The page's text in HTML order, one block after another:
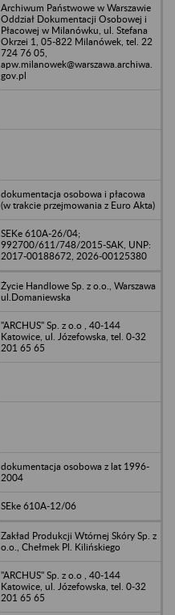
Archiwum Państwowe w Warszawie
Oddział Dokumentacji Osobowej i
Płacowej w Milanówku, ul. Stefana
Okrzei 1, 05-822 Milanówek, tel. 22
724 76 05,
apw.milanowek@warszawa.archiwa.
gov.pl
dokumentacja osobowa i płacowa
(w trakcie przejmowania z Euro Akta)
SEKe 610A-26/04;
992700/611/748/2015-SAK, UNP:
2017-00188672, 2026-00125380
Życie Handlowe Sp. z o.o., Warszawa
ul.Domaniewska
"ARCHUS" Sp. z o.o , 40-144
Katowice, ul. Józefowska, tel. 0-32
201 65 65
dokumentacja osobowa z lat 1996-
2004
SEke 610A-12/06
Zakład Produkcji Wtórnej Skóry Sp. z
o.o., Chełmek Pl. Kilińskiego
"ARCHUS" Sp. z o.o , 40-144
Katowice, ul. Józefowska, tel. 0-32
201 65 65